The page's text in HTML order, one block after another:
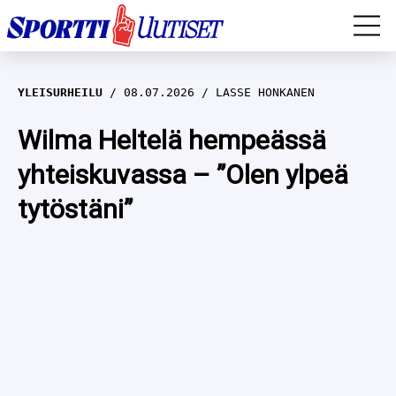
EM-YLEISURHEILU
JÄÄKIEKKO
YLEISURHEILU
WILMA HELTELÄ
TALVILAJIT
YLEISURHEILU 08.07.2026 LASSE HONKANEN
Wilma Heltelä hempeässä
yhteiskuvassa – ”Olen ylpeä
tytöstäni”